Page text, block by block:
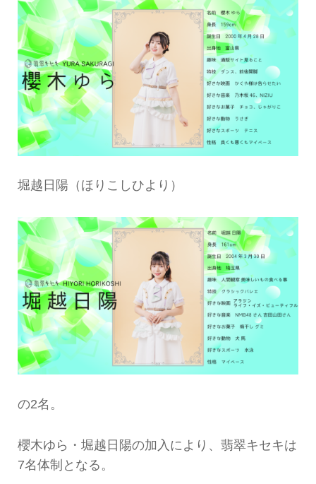
堀越日陽（ほりこしひより）
の2名。
櫻木ゆら・堀越日陽の加入により、翡翠キセキは
7名体制となる。